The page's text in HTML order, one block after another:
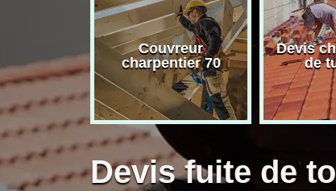
Couvreur
charpentier 70
Devis
de
Devis fuite de